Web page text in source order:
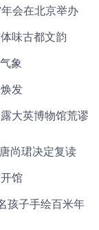
会在北京举办
味古都文韵
象
发
大英博物馆荒谬
尚珺决定复读
馆
孩子手绘百米年